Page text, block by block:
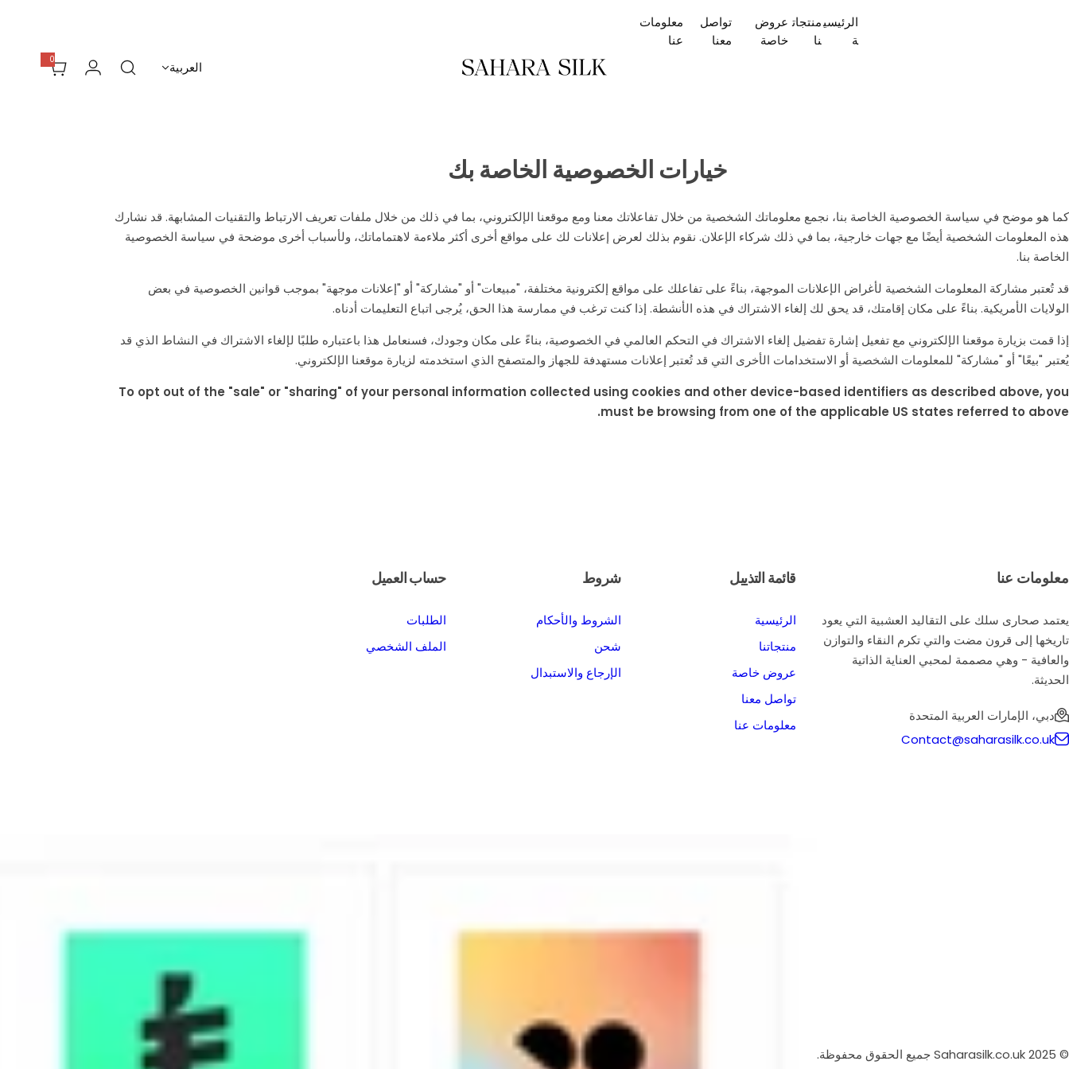
الرئيسي
ة
منتجات
نا
عروض
خاصة
تواصل
معنا
معلومات
عنا
العربية
0
0
أ
غ
خيارات الخصوصية الخاصة بك
كما هو موضح في سياسة الخصوصية الخاصة بنا، نجمع معلوماتك الشخصية من خلال تفاعلاتك معنا ومع موقعنا الإلكتروني، بما في ذلك من خلال ملفات تعريف الارتباط والتقنيات المشابهة. قد نشارك
هذه المعلومات الشخصية أيضًا مع جهات خارجية، بما في ذلك شركاء الإعلان. نقوم بذلك لعرض إعلانات لك على مواقع أخرى أكثر ملاءمة لاهتماماتك، ولأسباب أخرى موضحة في سياسة الخصوصية
الخاصة بنا.
قد تُعتبر مشاركة المعلومات الشخصية لأغراض الإعلانات الموجهة، بناءً على تفاعلك على مواقع إلكترونية مختلفة، "مبيعات" أو "مشاركة" أو "إعلانات موجهة" بموجب قوانين الخصوصية في بعض
الولايات الأمريكية. بناءً على مكان إقامتك، قد يحق لك إلغاء الاشتراك في هذه الأنشطة. إذا كنت ترغب في ممارسة هذا الحق، يُرجى اتباع التعليمات أدناه.
إذا قمت بزيارة موقعنا الإلكتروني مع تفعيل إشارة تفضيل إلغاء الاشتراك في التحكم العالمي في الخصوصية، بناءً على مكان وجودك، فسنعامل هذا باعتباره طلبًا لإلغاء الاشتراك في النشاط الذي قد
يُعتبر "بيعًا" أو "مشاركة" للمعلومات الشخصية أو الاستخدامات الأخرى التي قد تُعتبر إعلانات مستهدفة للجهاز والمتصفح الذي استخدمته لزيارة موقعنا الإلكتروني.
To opt out of the "sale" or "sharing" of your personal information collected using cookies and other device-based identifiers as described above, you
must be browsing from one of the applicable US states referred to above.
معلومات عنا
يعتمد صحارى سلك على التقاليد العشبية التي يعود
تاريخها إلى قرون مضت والتي تكرم النقاء والتوازن
والعافية - وهي مصممة لمحبي العناية الذاتية
الحديثة.
دبي، الإمارات العربية المتحدة
Contact@saharasilk.co.uk
قائمة التذييل
الرئيسية
منتجاتنا
عروض خاصة
تواصل معنا
معلومات عنا
شروط
الشروط والأحكام
شحن
الإرجاع والاستبدال
حساب العميل
الطلبات
الملف الشخصي
© 2025 Saharasilk.co.uk جميع الحقوق محفوظة.
م
ت
ى